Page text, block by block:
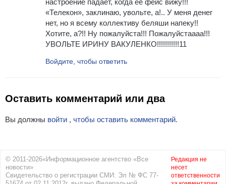
настроение падает, когда её фейс вижу!!!
«Телекон», заклинаю, увольте, а!.. У меня денег
нет, но я всему коллективу беляши напеку!!
Хотите, а?!! Ну пожалуйста!!! Пожалуйстаааа!!!
УВОЛЬТЕ ИРИНУ ВАКУЛЕНКО!!!!!!!!!!!11
Войдите, чтобы ответить
Оставить комментарий или два
Вы должны войти , чтобы оставить комментарий.
© 2011-2026«Информационное агентство «Все
новости»
Свидетельство о регистрации СМИ: Эл № ФС 77-
Редакция не
несет
ответственности